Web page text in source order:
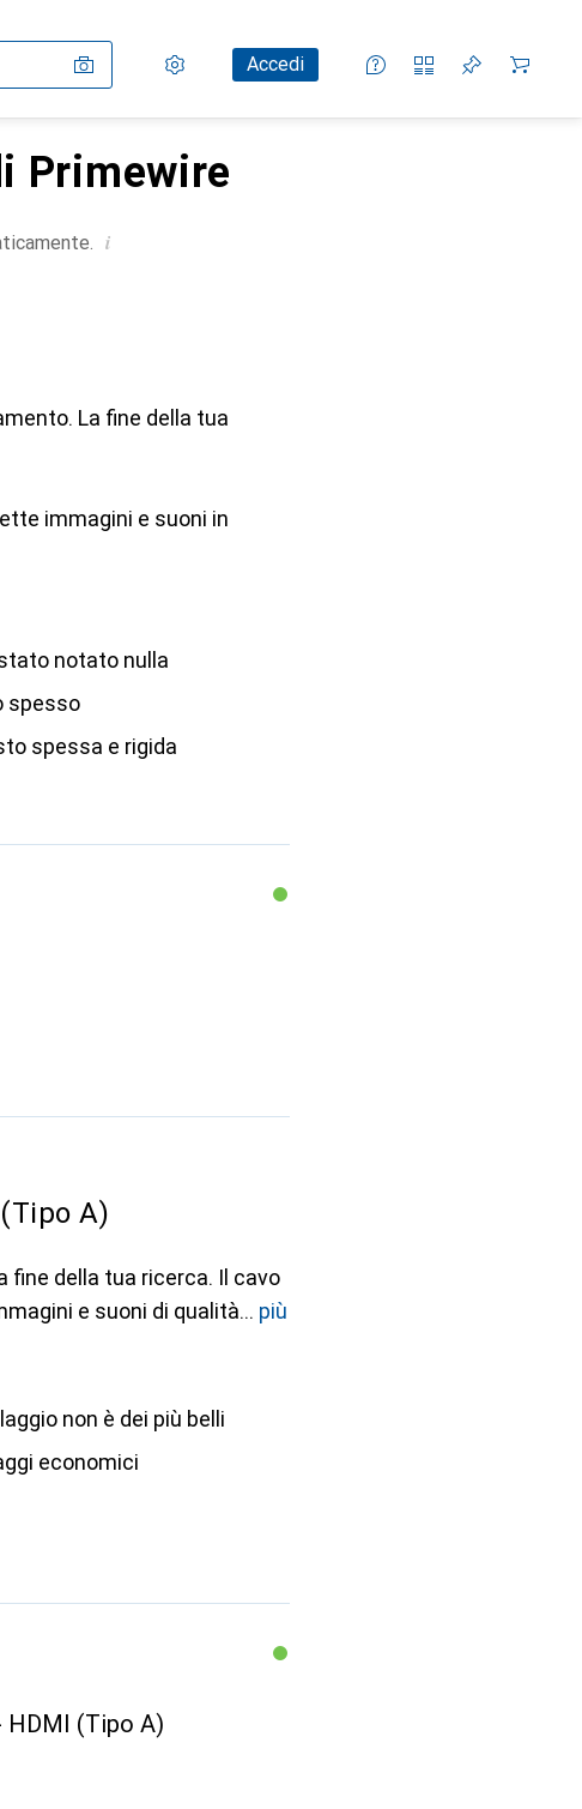
Impostazioni
Conto clienteAccedi
Liste di confronto
Liste dei desideri
Carrello
Primewire
i
La fine della tua
immagini e suoni in
notato nulla
spesso
spessa e rigida
A)
fine della tua ricerca. Il cavo
e suoni di qualità
più
non è dei più belli
economici
HDMI (Tipo A)